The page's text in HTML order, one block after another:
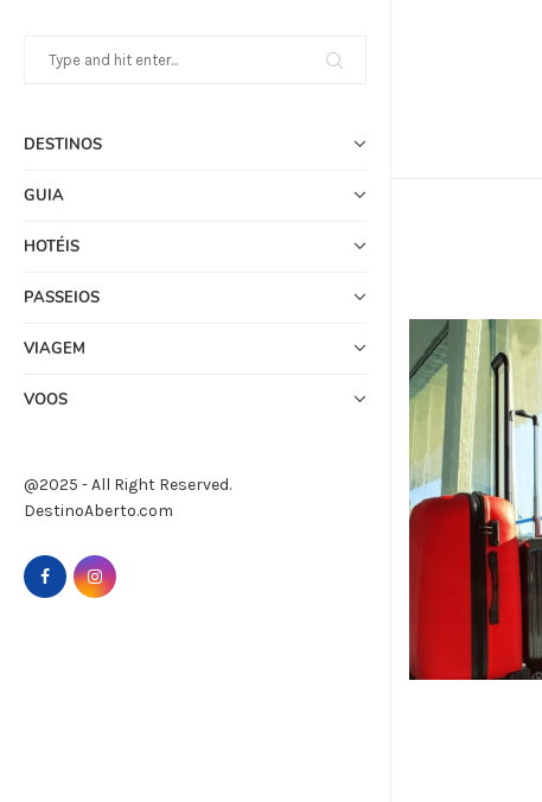
DESTINOS
GUIA
HOTÉIS
PASSEIOS
VIAGEM
VOOS
@2025 - All Right Reserved.
DestinoAberto.com